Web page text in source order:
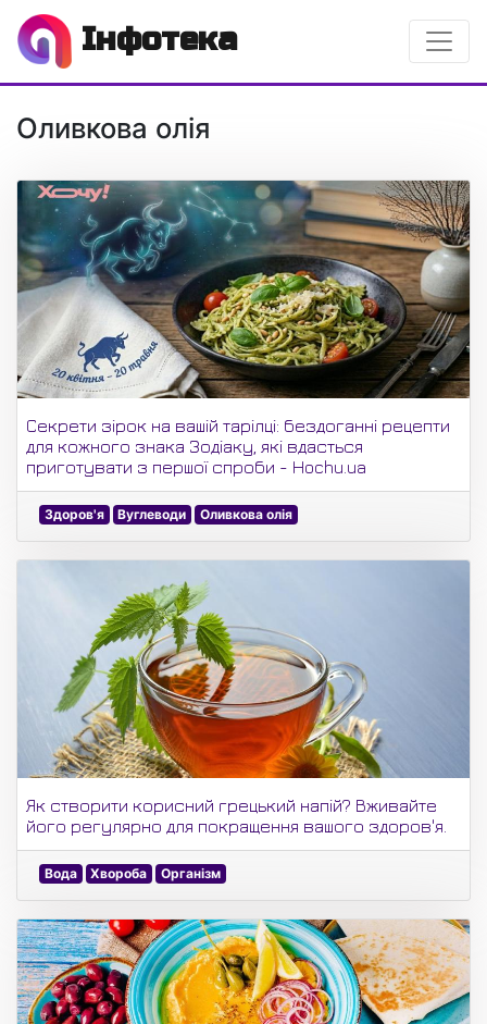
Інфотека
Оливкова олія
Секрети зірок на вашій тарілці: бездоганні рецепти
для кожного знака Зодіаку, які вдасться
приготувати з першої спроби - Hochu.ua
Здоров'я Вуглеводи Оливкова олія
Як створити корисний грецький напій? Вживайте
його регулярно для покращення вашого здоров'я.
Вода Хвороба Організм